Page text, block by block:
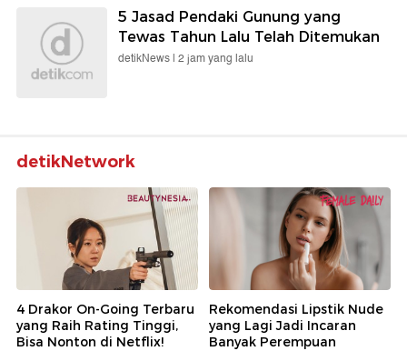
5 Jasad Pendaki Gunung yang
Tewas Tahun Lalu Telah Ditemukan
detikNews | 2 jam yang lalu
detikNetwork
4 Drakor On-Going Terbaru
yang Raih Rating Tinggi,
Bisa Nonton di Netflix!
Rekomendasi Lipstik Nude
yang Lagi Jadi Incaran
Banyak Perempuan